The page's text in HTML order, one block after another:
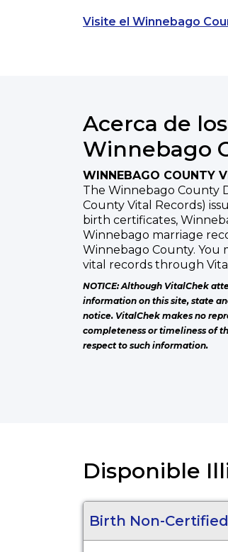
Visite el Winnebago
Acerca de
Winnebago
WINNEBAGO COUNTY
The Winnebago County
County Vital Records)
birth certificates,
Winnebago marriage
Winnebago County. You
vital records through
NOTICE: Although VitalChek
information on this site, state
notice. VitalChek makes no
completeness or timeliness of
respect to such information.
Disponible
Birth Non-Certified